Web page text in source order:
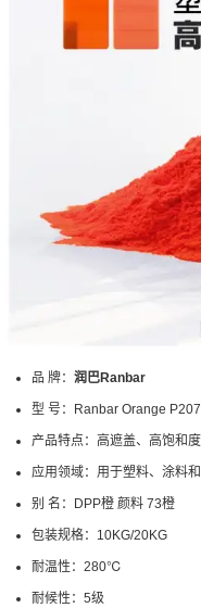
品 牌： 润巴Ranbar
型 号： Ranbar Orange
产品特点： 高遮盖、高饱和
应用领域： 用于塑料、涂料
别 名： DPP橙 颜料 73橙
包装规格： 10KG/20KG
耐温性： 280℃
耐候性： 5级